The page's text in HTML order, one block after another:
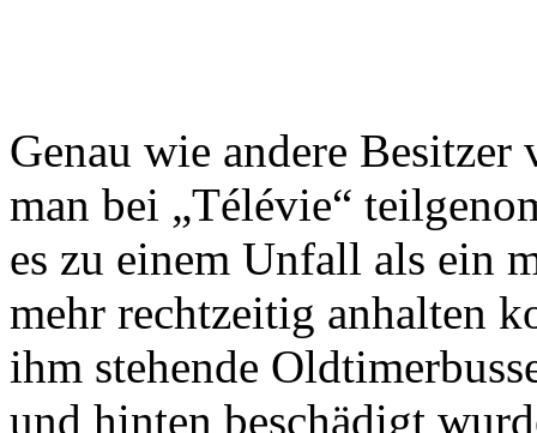
Genau wie andere
man bei „Télévie“
es zu einem Unfall als ein
mehr rechtzeitig anhalten
ihm stehende
und hinten beschädigt